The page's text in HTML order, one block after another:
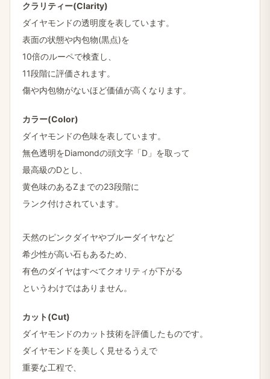
クラリティー(Clarity)
ダイヤモンドの​透明度を​表しています。
表面の​状態や​内包物(黒点)を
10倍の​ルーペで​検査し、
11段階に​評価されます。
傷や​内包物が​ない​ほど​価値が​高くなります。
カラー(Color)
ダイヤモンドの​色味を​表しています。
無色透明を​Diamondの​頭文字​「D」を​取って
最高級の​Dとし、
黄色味の​ある​Zまでの​23段階に
ランク付けされています。
天然の​ピンクダイヤや​ブルーダイヤなど
希少性が​高い石も​ある​ため、
有色の​ダイヤは​すべて​クオリティが​下がる
と​いうわけでは​ありません。
カット(Cut)
ダイヤモンドの​カット技術を​評価した​ものです。
ダイヤモンドを​美しく​見せるうえで
重要な​工程で、